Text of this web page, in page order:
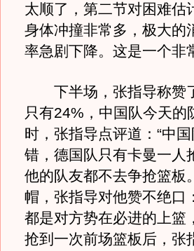
太顺了，第二节对困难估
身体冲撞非常多，极大的
率急剧下降。这是一个非
下半场，张指导称赞了
只有24%，中国队今天的
时，张指导点评道：“中
错，德国队只有卡曼一人
他的队友都不去争抢篮板
帽，张指导对他赞不绝口
都是对方势在必进的上篮
抢到一次前场篮板后，张